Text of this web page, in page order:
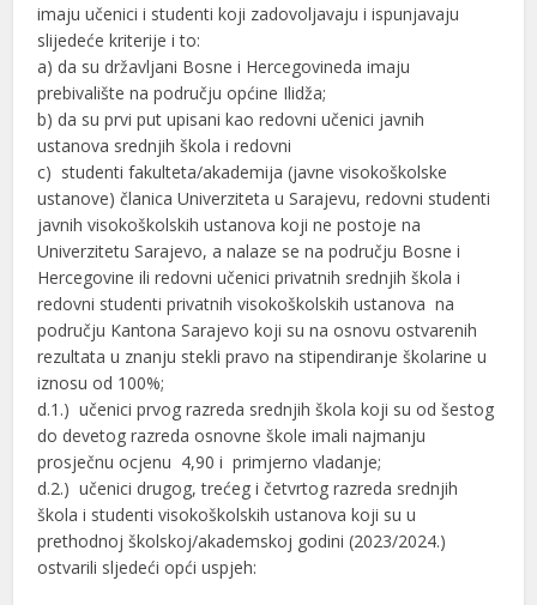
imaju učenici i studenti koji zadovoljavaju i ispunjavaju
slijedeće kriterije i to:
a) da su državljani Bosne i Hercegovineda imaju
prebivalište na području općine Ilidža;
b) da su prvi put upisani kao redovni učenici javnih
ustanova srednjih škola i redovni
c) studenti fakulteta/akademija (javne visokoškolske
ustanove) članica Univerziteta u Sarajevu, redovni studenti
javnih visokoškolskih ustanova koji ne postoje na
Univerzitetu Sarajevo, a nalaze se na području Bosne i
Hercegovine ili redovni učenici privatnih srednjih škola i
redovni studenti privatnih visokoškolskih ustanova na
području Kantona Sarajevo koji su na osnovu ostvarenih
rezultata u znanju stekli pravo na stipendiranje školarine u
iznosu od 100%;
d.1.) učenici prvog razreda srednjih škola koji su od šestog
do devetog razreda osnovne škole imali najmanju
prosječnu ocjenu 4,90 i primjerno vladanje;
d.2.) učenici drugog, trećeg i četvrtog razreda srednjih
škola i studenti visokoškolskih ustanova koji su u
prethodnoj školskoj/akademskoj godini (2023/2024.)
ostvarili sljedeći opći uspjeh: